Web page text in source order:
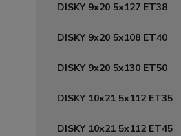
DISKY 9x20 5x127 ET38
DISKY 9x20 5x108 ET40
DISKY 9x20 5x130 ET50
DISKY 10x21 5x112 ET35
DISKY 10x21 5x112 ET45